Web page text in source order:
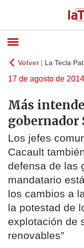
Volver| La Tecla
17 de agosto de 2014
Más
gobernador
Los jefes
Cacault
defensa de las
mandatario
los cambios a
la potestad de
explotación de
renovables”